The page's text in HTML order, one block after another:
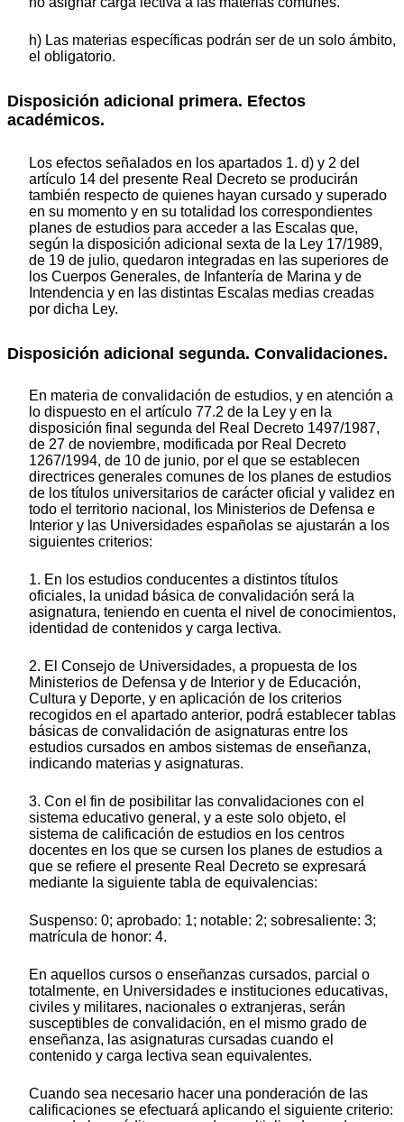
h) Las materias específicas podrán ser de un solo ámbito,
el obligatorio.
Disposición adicional primera. Efectos
académicos.
Los efectos señalados en los apartados 1. d) y 2 del
artículo 14 del presente Real Decreto se producirán
también respecto de quienes hayan cursado y superado
en su momento y en su totalidad los correspondientes
planes de estudios para acceder a las Escalas que,
según la disposición adicional sexta de la Ley 17/1989,
de 19 de julio, quedaron integradas en las superiores de
los Cuerpos Generales, de Infantería de Marina y de
Intendencia y en las distintas Escalas medias creadas
por dicha Ley.
Disposición adicional segunda. Convalidaciones.
En materia de convalidación de estudios, y en atención a
lo dispuesto en el artículo 77.2 de la Ley y en la
disposición final segunda del Real Decreto 1497/1987,
de 27 de noviembre, modificada por Real Decreto
1267/1994, de 10 de junio, por el que se establecen
directrices generales comunes de los planes de estudios
de los títulos universitarios de carácter oficial y validez en
todo el territorio nacional, los Ministerios de Defensa e
Interior y las Universidades españolas se ajustarán a los
siguientes criterios:
1. En los estudios conducentes a distintos títulos
oficiales, la unidad básica de convalidación será la
asignatura, teniendo en cuenta el nivel de conocimientos,
identidad de contenidos y carga lectiva.
2. El Consejo de Universidades, a propuesta de los
Ministerios de Defensa y de Interior y de Educación,
Cultura y Deporte, y en aplicación de los criterios
recogidos en el apartado anterior, podrá establecer tablas
básicas de convalidación de asignaturas entre los
estudios cursados en ambos sistemas de enseñanza,
indicando materias y asignaturas.
3. Con el fin de posibilitar las convalidaciones con el
sistema educativo general, y a este solo objeto, el
sistema de calificación de estudios en los centros
docentes en los que se cursen los planes de estudios a
que se refiere el presente Real Decreto se expresará
mediante la siguiente tabla de equivalencias:
Suspenso: 0; aprobado: 1; notable: 2; sobresaliente: 3;
matrícula de honor: 4.
En aquellos cursos o enseñanzas cursados, parcial o
totalmente, en Universidades e instituciones educativas,
civiles y militares, nacionales o extranjeras, serán
susceptibles de convalidación, en el mismo grado de
enseñanza, las asignaturas cursadas cuando el
contenido y carga lectiva sean equivalentes.
Cuando sea necesario hacer una ponderación de las
calificaciones se efectuará aplicando el siguiente criterio: